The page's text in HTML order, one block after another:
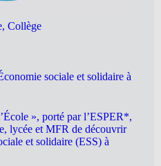
Collège
sociale et solidaire à
», porté par l’ESPER*,
lycée et MFR de découvrir
et solidaire (ESS) à